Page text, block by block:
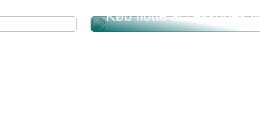
Køb flotte accessories